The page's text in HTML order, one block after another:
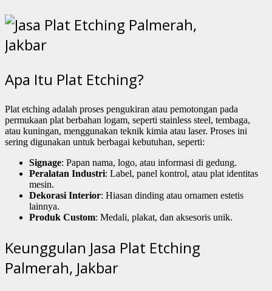
Apa Itu Plat Etching?
Plat etching adalah proses pengukiran atau pemotongan pada
permukaan plat berbahan logam, seperti stainless steel, tembaga,
atau kuningan, menggunakan teknik kimia atau laser. Proses ini
sering digunakan untuk berbagai kebutuhan, seperti:
Signage: Papan nama, logo, atau informasi di gedung.
Peralatan Industri: Label, panel kontrol, atau plat identitas
mesin.
Dekorasi Interior: Hiasan dinding atau ornamen estetis
lainnya.
Produk Custom: Medali, plakat, dan aksesoris unik.
Keunggulan Jasa Plat Etching
Palmerah, Jakbar